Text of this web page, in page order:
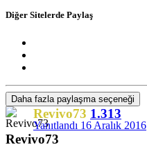
Diğer Sitelerde Paylaş
Daha fazla paylaşma seçeneği
Revivo73 1.313
Yanıtlandı 16 Aralık 2016
Revivo73